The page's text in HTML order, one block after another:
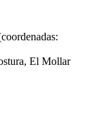
El Mollar